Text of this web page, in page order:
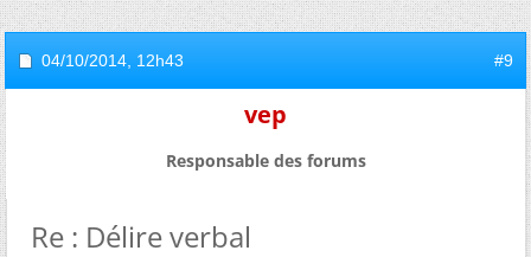
04/10/2014, 12h43 #9
vep
Responsable des forums
Re : Délire verbal